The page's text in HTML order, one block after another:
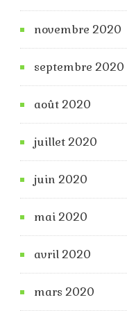
novembre 2020
septembre 2020
août 2020
juillet 2020
juin 2020
mai 2020
avril 2020
mars 2020